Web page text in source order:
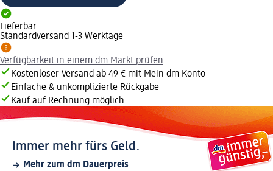
Lieferbar
Standardversand 1-3 Werktage
Verfügbarkeit in einem dm Markt prüfen
Kostenloser Versand ab 49 € mit Mein dm Konto
Einfache & unkomplizierte Rückgabe
Kauf auf Rechnung möglich
Immer mehr fürs Geld.
Mehr zum dm Dauerpreis